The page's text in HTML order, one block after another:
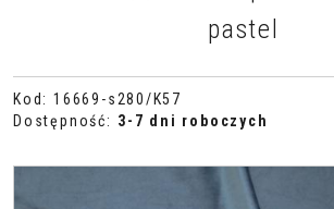
pastel
Kod : 16669-s280/K57
Dostępność: 3-7 dni roboczych